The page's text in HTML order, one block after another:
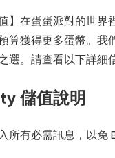
值】在蛋蛋派對的世
算獲得更多蛋幣。我
選。請查看以下詳細
儲值說明
所有必需訊息，以免